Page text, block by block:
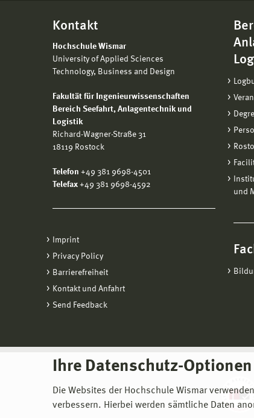
Ihre Datenschutz-Optionen
Die Websites der Hochschule Wismar
verbessern. Hierbei werden sämtliche Daten
Kontakt
Hochschule Wismar
University of Applied Sciences
Technology, Business and Design
Fakultät für Ingenieurwissenschaften
Bereich Seefahrt, Anlagentechnik und
Logistik
Richard-Wagner-Straße 31
18119 Rostock
Telefon +49 381 9698-4501
Telefax +49 381 9698-4592
Imprint
Privacy Policy
Barrierefreiheit
Kontakt und Anfahrt
Send Feedback
und